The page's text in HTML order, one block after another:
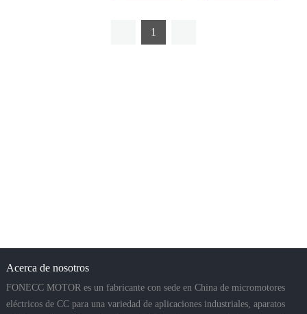
1
Acerca de nosotros
FONECC MOTOR es un fabricante con sede en China de micromotores
eléctricos de CC para una variedad de aplicaciones industriales, aparatos